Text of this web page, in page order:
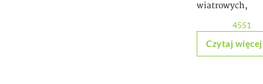
wiatrowych,
4551
Czytaj więcej